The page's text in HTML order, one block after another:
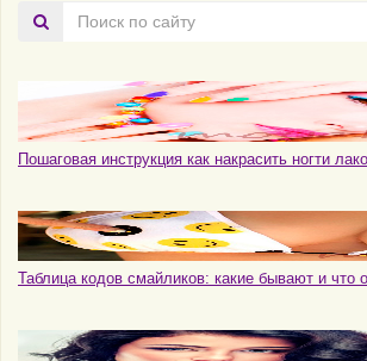
Поиск
по
Пошаговая инструкция как накрасить ногти
Таблица кодов смайликов: какие бывают и что